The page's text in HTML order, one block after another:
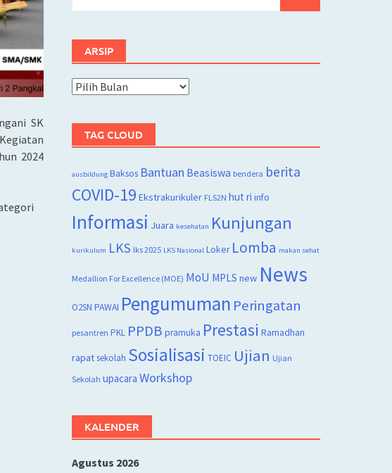
SK
2024
ARSIP
Arsip
TAG CLOUD
ausbildung Baksos Bantuan Beasiswa bendera berita
COVID-19 Ekstrakurikuler FLS2N hut ri info
Informasi Juara kesehatan Kunjungan
kurikulum LKS lks 2025 LKS Nasional Loker Lomba makan sehat
Medallion For Excellence (MOE) MoU MPLS new News
O2SN PAWAI Pengumuman Peringatan
pesantren PKL PPDB pramuka Prestasi Ramadhan
rapatsekolah Sosialisasi TOEIC Ujian Ujian
Sekolah upacara Workshop
KALENDER
Agustus 2026